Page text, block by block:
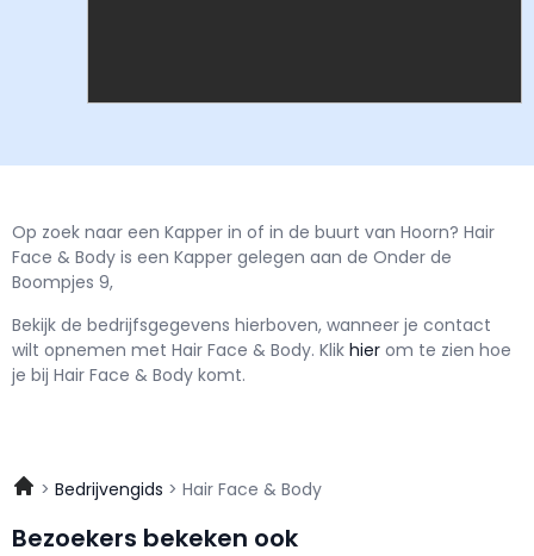
Op zoek naar een Kapper in of in de buurt van Hoorn? Hair
Face & Body is een Kapper gelegen aan de Onder de
Boompjes 9,
Bekijk de bedrijfsgegevens hierboven, wanneer je contact
wilt opnemen met Hair Face & Body. Klik hier om te zien hoe
je bij Hair Face & Body komt.
Bedrijvengids Hair Face & Body
Bezoekers bekeken ook